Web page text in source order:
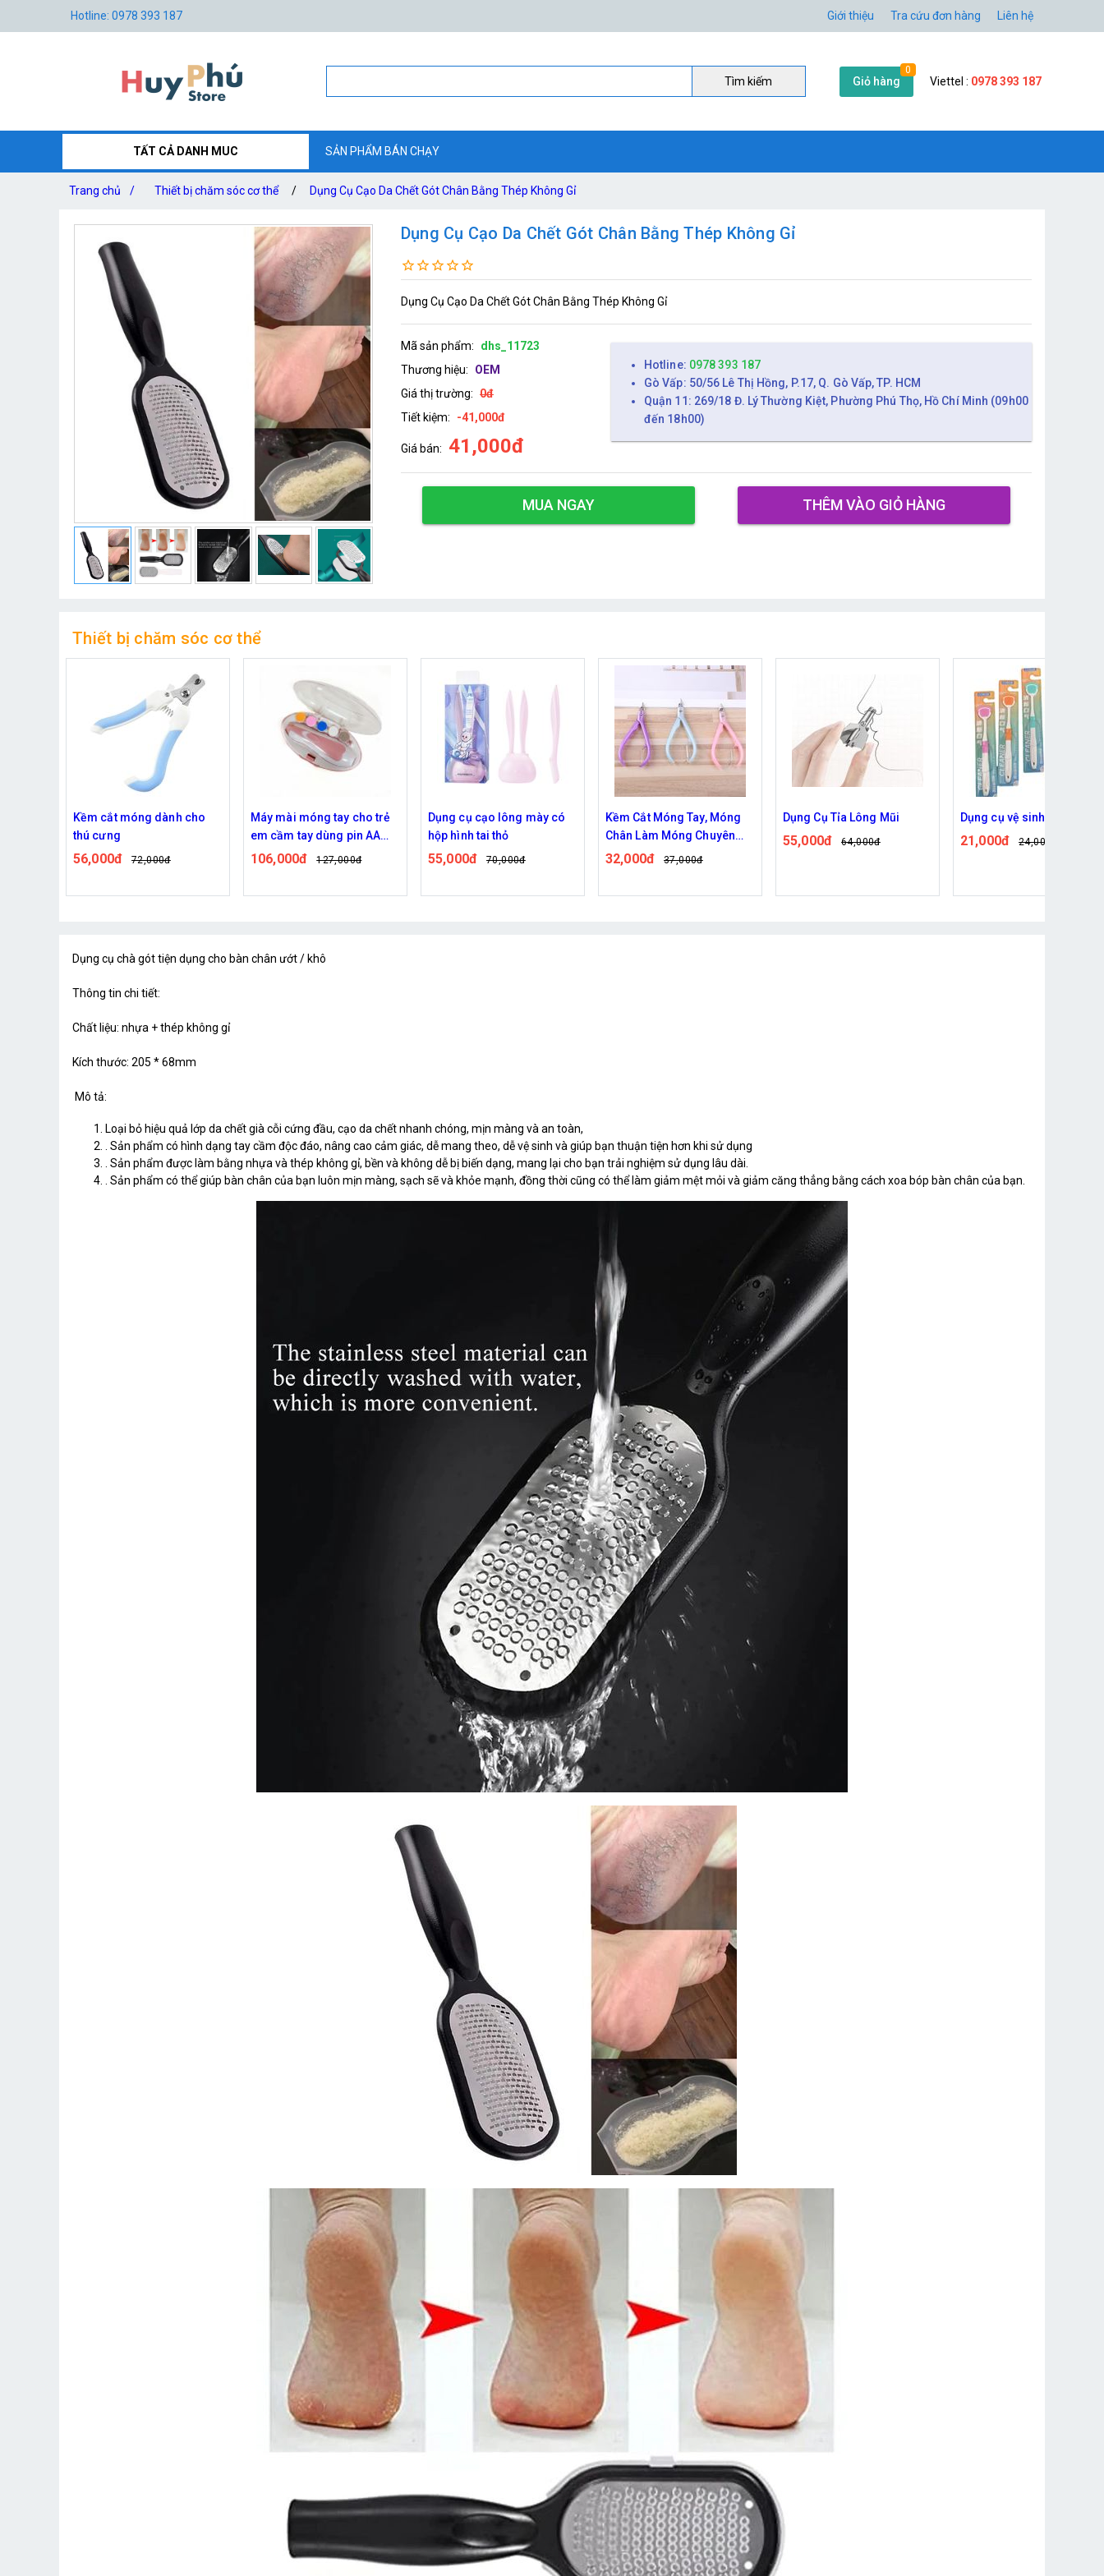
Hotline: 0978 393 187 Giới thiệu Tra cứu đơn hàng Liên hệ
Tìm kiếm Giỏ hàng
0
Viettel : 0978 393 187
TẤT CẢ DANH MUC SẢN PHẨM BÁN CHẠY
Trang chủ / Thiết bị chăm sóc cơ thể / Dụng Cụ Cạo Da Chết Gót Chân Bằng Thép Không Gỉ
Dụng Cụ Cạo Da Chết Gót Chân Bằng Thép Không Gỉ
Dụng Cụ Cạo Da Chết Gót Chân Bằng Thép Không Gỉ
Mã sản phẩm:
dhs_11723
Thương hiệu:
OEM
Giá thị trường: 0đ
Tiết kiệm:
-41,000đ
Giá bán: 41,000đ
Hotline: 0978 393 187
Gò Vấp: 50/56 Lê Thị Hồng, P.17, Q. Gò Vấp, TP. HCM
Quận 11: 269/18 Đ. Lý Thường Kiệt, Phường Phú Thọ, Hồ Chí Minh (09h00
đến 18h00)
MUA NGAY THÊM VÀO GIỎ HÀNG
Thiết bị chăm sóc cơ thể
Máy mài móng tay cho trẻ
em cầm tay dùng pin AA
tiện lợi
106,000đ 127,000đ
Dụng cụ cạo lông mày có
hộp hình tai thỏ
55,000đ 70,000đ
Kềm Cắt Móng Tay, Móng
Chân Làm Móng Chuyên
Dụng Nhiều Màu Tiện Lợi
32,000đ 37,000đ
Dụng Cụ Tỉa Lông Mũi
55,000đ 64,000đ
Dụng cụ vệ sinh lưỡi
21,000đ 24,000đ
Khẩu trang kèm nón tháo
rời được
Dụng cụ chà gót tiện dụng cho bàn chân ướt / khô
Thông tin chi tiết:
Chất liệu: nhựa + thép không gỉ
Kích thước: 205 * 68mm
Mô tả:
Loại bỏ hiệu quả lớp da chết già cỗi cứng đầu, cạo da chết nhanh chóng, mịn màng và an toàn,
. Sản phẩm có hình dạng tay cầm độc đáo, nâng cao cảm giác, dễ mang theo, dễ vệ sinh và giúp bạn thuận tiện hơn khi sử dụng
. Sản phẩm được làm bằng nhựa và thép không gỉ, bền và không dễ bị biến dạng, mang lại cho bạn trải nghiệm sử dụng lâu dài.
. Sản phẩm có thể giúp bàn chân của bạn luôn mịn màng, sạch sẽ và khỏe mạnh, đồng thời cũng có thể làm giảm mệt mỏi và giảm căng thẳng bằng cách xoa bóp bàn chân của bạn.